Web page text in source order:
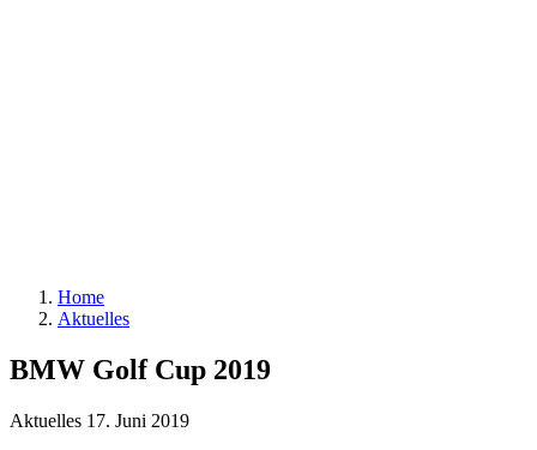
Home
Aktuelles
BMW Golf Cup 2019
Aktuelles 17. Juni 2019